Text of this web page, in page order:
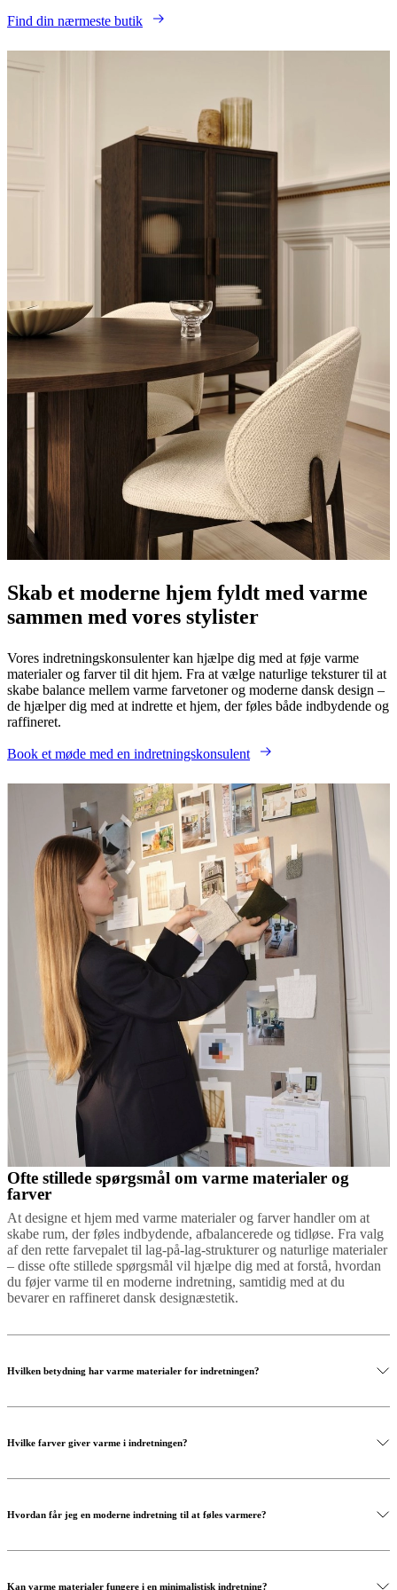
Find din nærmeste butik
Skab et moderne hjem fyldt med varme
sammen med vores stylister
Vores indretningskonsulenter kan hjælpe dig med at føje varme
materialer og farver til dit hjem. Fra at vælge naturlige teksturer til at
skabe balance mellem varme farvetoner og moderne dansk design –
de hjælper dig med at indrette et hjem, der føles både indbydende og
raffineret.
Book et møde med en indretningskonsulent
Ofte stillede spørgsmål om varme materialer og
farver
At designe et hjem med varme materialer og farver handler om at
skabe rum, der føles indbydende, afbalancerede og tidløse. Fra valg
af den rette farvepalet til lag-på-lag-strukturer og naturlige materialer
– disse ofte stillede spørgsmål vil hjælpe dig med at forstå, hvordan
du føjer varme til en moderne indretning, samtidig med at du
bevarer en raffineret dansk designæstetik.
Hvilken betydning har varme materialer for indretningen?
stone. These materials create a welcoming atmosphere and
Hvilke farver giver varme i indretningen?
and harmonious environment while pairing beautifully with natural
Hvordan får jeg en moderne indretning til at føles varmere?
Kan varme materialer fungere i en minimalistisk indretning?